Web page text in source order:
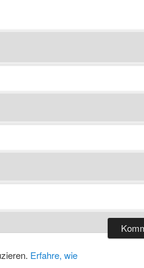
Erfahre, wie